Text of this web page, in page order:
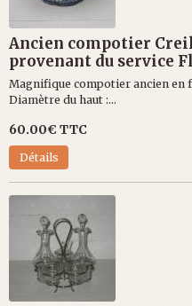
Ancien compotier
provenant du service
Magnifique compotier ancien en
Diamètre du haut :...
60.00€ TTC
Détails